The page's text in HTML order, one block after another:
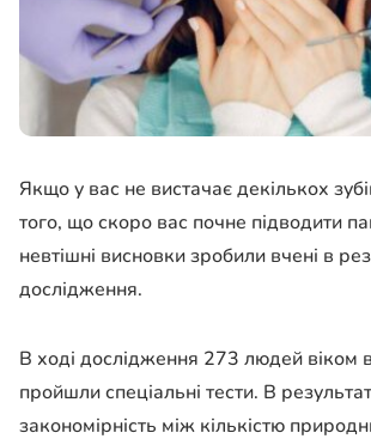
Якщо у вас не вистачає декількох
того, що скоро вас почне підводити
невтішні висновки зробили вчені в
дослідження.
В ході дослідження 273 людей віком
пройшли спеціальні тести. В
закономірність між кількістю